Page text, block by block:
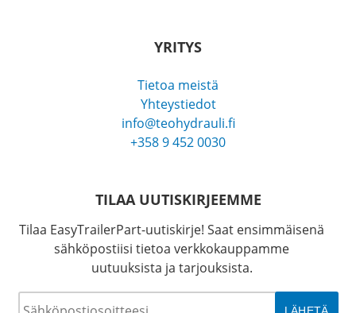
YRITYS
Tietoa meistä
Yhteystiedot
info@teohydrauli.fi
+358 9 452 0030
TILAA UUTISKIRJEEMME
Tilaa EasyTrailerPart-uutiskirje! Saat ensimmäisenä
sähköpostiisi tietoa verkkokauppamme
uutuuksista ja tarjouksista.